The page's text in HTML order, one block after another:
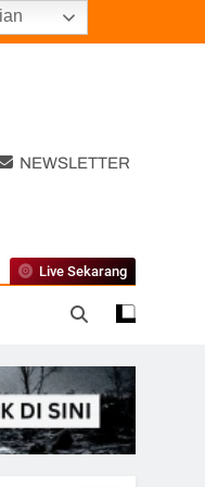
NEWSLETTER
Live Sekarang